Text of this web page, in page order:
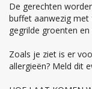
De gerechten
buffet aanwezig met
gegrilde groenten en
Zoals je ziet is er
allergieën? Meld dit